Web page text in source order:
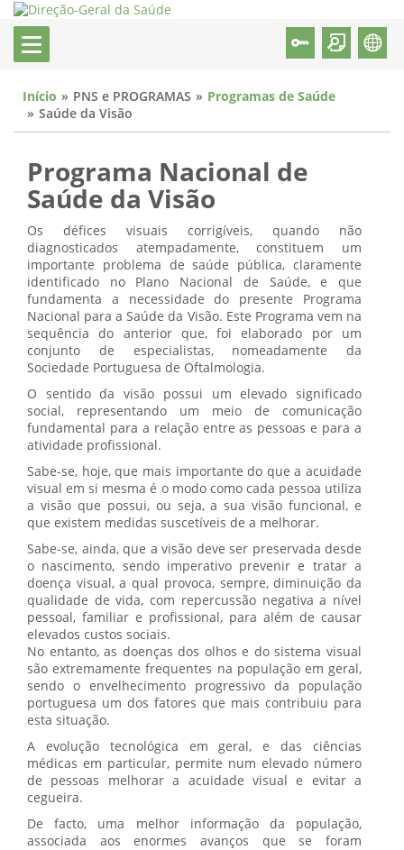
Início PNS e PROGRAMAS
Programas de Saúde
Saúde da Visão
Programa Nacional de
Saúde da Visão
Os défices visuais corrigíveis, quando não
diagnosticados atempadamente, constituem um
importante problema de saúde pública, claramente
identificado no Plano Nacional de Saúde, e que
fundamenta a necessidade do presente Programa
Nacional para a Saúde da Visão. Este Programa vem na
sequência do anterior que, foi elaborado por um
conjunto de especialistas, nomeadamente da
Sociedade Portuguesa de Oftalmologia.
O sentido da visão possui um elevado significado
social, representando um meio de comunicação
fundamental para a relação entre as pessoas e para a
atividade profissional.
Sabe-se, hoje, que mais importante do que a acuidade
visual em si mesma é o modo como cada pessoa utiliza
a visão que possui, ou seja, a sua visão funcional, e
que existem medidas suscetíveis de a melhorar.
Sabe-se, ainda, que a visão deve ser preservada desde
o nascimento, sendo imperativo prevenir e tratar a
doença visual, a qual provoca, sempre, diminuição da
qualidade de vida, com repercussão negativa a nível
pessoal, familiar e profissional, para além de causar
elevados custos sociais.
No entanto, as doenças dos olhos e do sistema visual
são extremamente frequentes na população em geral,
sendo o envelhecimento progressivo da população
portuguesa um dos fatores que mais contribuiu para
esta situação.
A evolução tecnológica em geral, e das ciências
médicas em particular, permite num elevado número
de pessoas melhorar a acuidade visual e evitar a
cegueira.
De facto, uma melhor informação da população,
associada aos enormes avanços que se foram